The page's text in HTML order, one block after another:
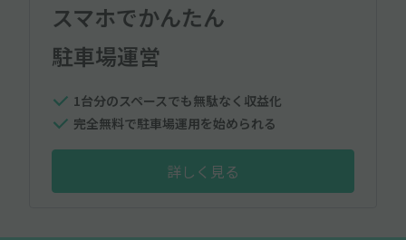
スマホでかんたん
駐車場運営
1台分のスペースでも無駄なく収益化
完全無料で駐車場運用を始められる
詳しく見る